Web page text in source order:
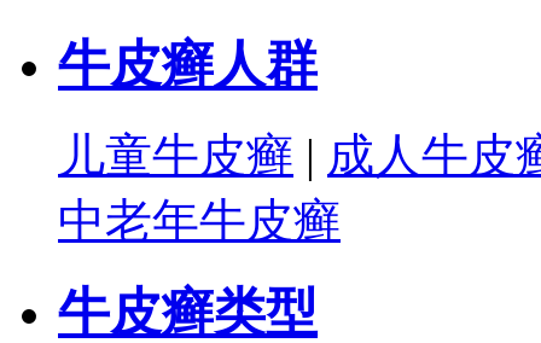
牛皮癣人群
儿童牛皮癣 | 成人牛皮
中老年牛皮癣
牛皮癣类型